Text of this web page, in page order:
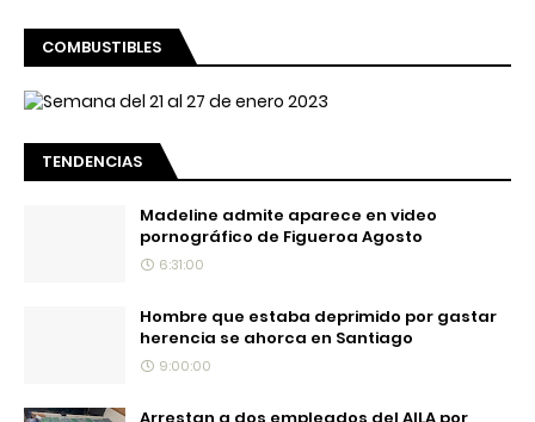
COMBUSTIBLES
TENDENCIAS
Madeline admite aparece en video
pornográfico de Figueroa Agosto
6:31:00
Hombre que estaba deprimido por gastar
herencia se ahorca en Santiago
9:00:00